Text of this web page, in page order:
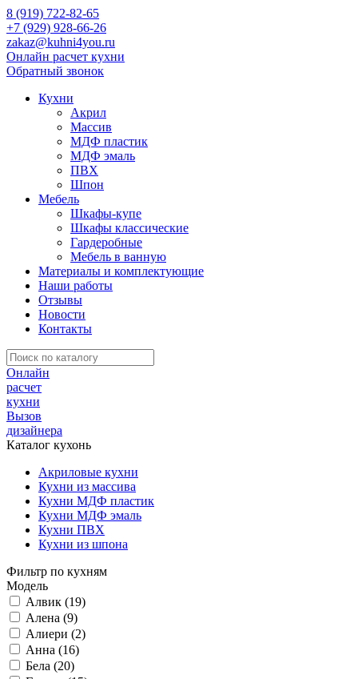
8 (919) 722-82-65
+7 (929) 928-66-26
zakaz@kuhni4you.ru
Онлайн расчет кухни
Обратный звонок
Кухни
Акрил
Массив
МДФ пластик
МДФ эмаль
ПВХ
Шпон
Мебель
Шкафы-купе
Шкафы классические
Гардеробные
Мебель в ванную
Материалы и комплектующие
Наши работы
Отзывы
Новости
Контакты
Онлайн
расчет
кухни
Вызов
дизайнера
Каталог кухонь
Акриловые кухни
Кухни из массива
Кухни МДФ пластик
Кухни МДФ эмаль
Кухни ПВХ
Кухни из шпона
Фильтр по кухням
Модель
Алвик (19)
Алена (9)
Алиери (2)
Анна (16)
Бела (20)